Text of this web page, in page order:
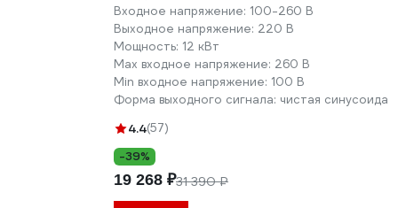
Входное напряжение: 100-260 В
Выходное напряжение: 220 В
Мощность: 12 кВт
Max входное напряжение: 260 В
Min входное напряжение: 100 В
Форма выходного сигнала: чистая синусоида
4.4(57)
-39%
19 268 ₽31 390 ₽